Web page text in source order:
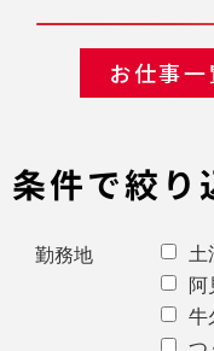
お仕事
条件で絞り
勤務地 土
阿
牛